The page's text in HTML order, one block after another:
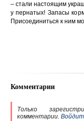
– стали настоящим
у пернатых! Запасы
Присоединиться к ним
Комментарии
Только
комментарии.